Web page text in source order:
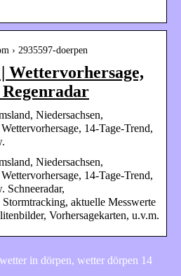
› 2935597-doerpen
Wettervorhersage,
Niedersachsen,
14-Tage-Trend,
Niedersachsen,
14-Tage-Trend,
Schneeradar,
aktuelle Messwerte
Vorhersagekarten, u.v.m.
in dörpen, wetter dörpen 14